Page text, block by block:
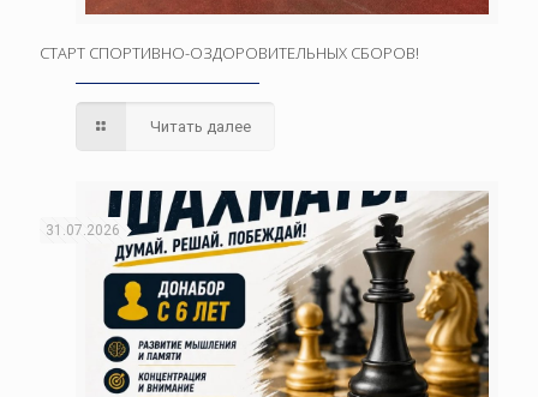
СТАРТ СПОРТИВНО-ОЗДОРОВИТЕЛЬНЫХ СБОРОВ!
Читать далее
31.07.2026